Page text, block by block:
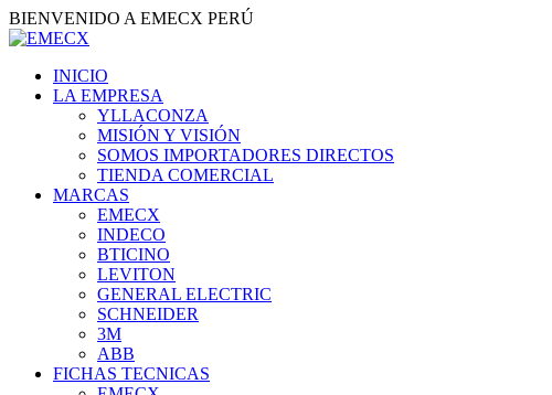
BIENVENIDO A EMECX PERÚ
INICIO
LA EMPRESA
YLLACONZA
MISIÓN Y VISIÓN
SOMOS IMPORTADORES DIRECTOS
TIENDA COMERCIAL
MARCAS
EMECX
INDECO
BTICINO
LEVITON
GENERAL ELECTRIC
SCHNEIDER
3M
ABB
FICHAS TECNICAS